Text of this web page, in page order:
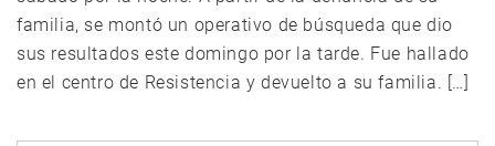
familia, se montó un operativo de búsqueda que dio
sus resultados este domingo por la tarde. Fue hallado
en el centro de Resistencia y devuelto a su familia. […]